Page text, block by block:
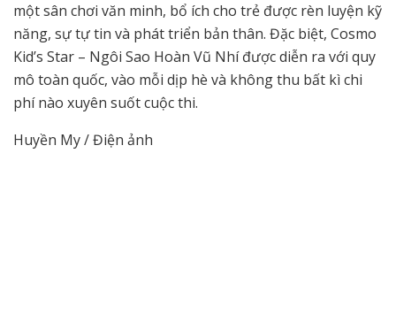
một sân chơi văn minh, bổ ích cho trẻ được rèn luyện kỹ
năng, sự tự tin và phát triển bản thân. Đặc biệt, Cosmo
Kid’s Star – Ngôi Sao Hoàn Vũ Nhí được diễn ra với quy
mô toàn quốc, vào mỗi dịp hè và không thu bất kì chi
phí nào xuyên suốt cuộc thi.
Huyền My / Điện ảnh